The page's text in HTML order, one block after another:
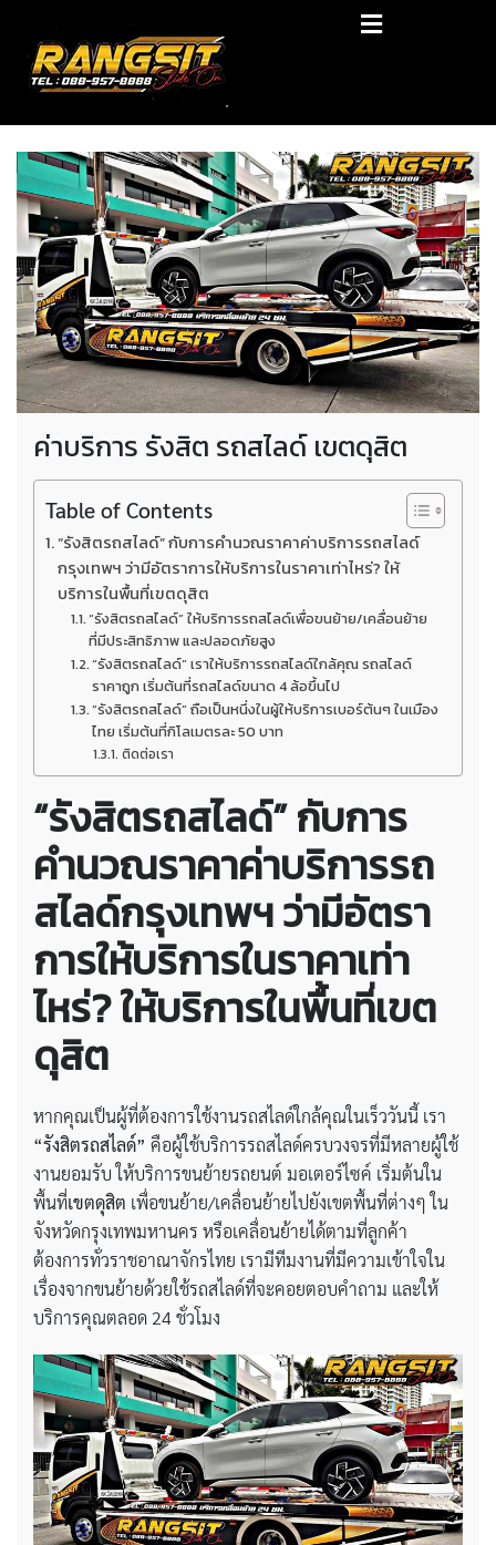
content
RANGSIT SlideON
รถยก168 รถสไลด์รังสิต รถสไลด์ ราคาถูก
ค่าบริการ รังสิต รถสไลด์ เขตดุสิต
Table of Contents
“รังสิตรถสไลด์” กับการคำนวณราคาค่าบริการรถสไลด์
กรุงเทพฯ ว่ามีอัตราการให้บริการในราคาเท่าไหร่? ให้
บริการในพื้นที่เขตดุสิต
“รังสิตรถสไลด์” ให้บริการรถสไลด์เพื่อขนย้าย/เคลื่อนย้าย
ที่มีประสิทธิภาพ และปลอดภัยสูง
“รังสิตรถสไลด์” เราให้บริการรถสไลด์ใกล้คุณ รถสไลด์
ราคาถูก เริ่มต้นที่รถสไลด์ขนาด 4 ล้อขึ้นไป
“รังสิตรถสไลด์” ถือเป็นหนึ่งในผู้ให้บริการเบอร์ต้นๆ ในเมือง
ไทย เริ่มต้นที่กิโลเมตรละ 50 บาท
ติดต่อเรา
“รังสิตรถสไลด์” กับการ
คำนวณราคาค่าบริการรถ
สไลด์กรุงเทพฯ ว่ามีอัตรา
การให้บริการในราคาเท่า
ไหร่? ให้บริการในพื้นที่เขต
ดุสิต
หากคุณเป็นผู้ที่ต้องการใช้งานรถสไลด์ใกล้คุณในเร็ววันนี้ เรา
“รังสิตรถสไลด์” คือผู้ใช้บริการรถสไลด์ครบวงจรที่มีหลายผู้ใช้
งานยอมรับ ให้บริการขนย้ายรถยนต์ มอเตอร์ไซค์ เริ่มต้นใน
พื้นที่เขตดุสิต เพื่อขนย้าย/เคลื่อนย้ายไปยังเขตพื้นที่ต่างๆ ใน
จังหวัดกรุงเทพมหานคร หรือเคลื่อนย้ายได้ตามที่ลูกค้า
ต้องการทั่วราชอาณาจักรไทย เรามีทีมงานที่มีความเข้าใจใน
เรื่องจากขนย้ายด้วยใช้รถสไลด์ที่จะคอยตอบคำถาม และให้
บริการคุณตลอด 24 ชั่วโมง